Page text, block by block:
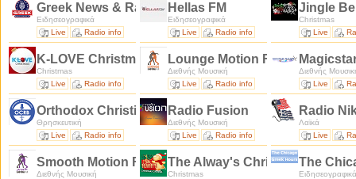
Greek News & Radio fl
Ειδησεογραφικά
Live
Radio info
Hellas FM
Ειδησεογραφικά
Live
Radio info
Jingle
Christmas
Live
K-LOVE Christmas Radio
Christmas
Live
Radio info
Lounge Motion FM
Διεθνής Μουσική
Live
Radio info
Διεθνής
Live
Orthodox Christian Radio
Θρησκευτική
Live
Radio info
Radio Fusion
Διεθνής Μουσική
Live
Radio info
Radio
Λαϊκά
Live
Smooth Motion FM
Διεθνής Μουσική
The Alway's Christmas
Christmas
The
Ειδησεογραφικά